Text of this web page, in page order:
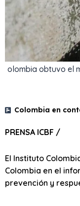
olombia obtuvo el
Colombia en
PRENSA ICBF /
El Instituto
Colombia en el
prevención y